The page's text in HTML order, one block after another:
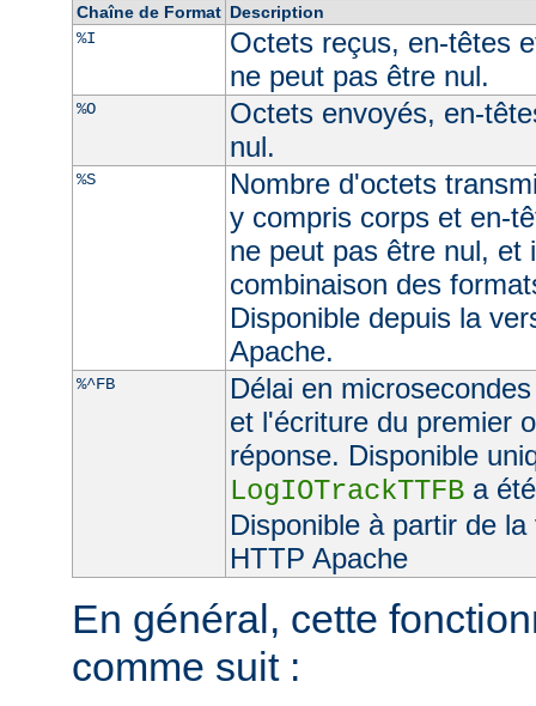
Chaîne de Format Description
%I
Octets reçus, en-têtes
ne peut pas être nul.
%O
Octets envoyés, en-
nul.
%S
Nombre d'octets
y compris corps et en-
ne peut pas être nul, et
combinaison des
Disponible depuis la
Apache.
%^FB
Délai en
et l'écriture du premier
réponse. Disponible
LogIOTrackTTFBa
Disponible à partir de
HTTP Apache
En général, cette
comme suit :